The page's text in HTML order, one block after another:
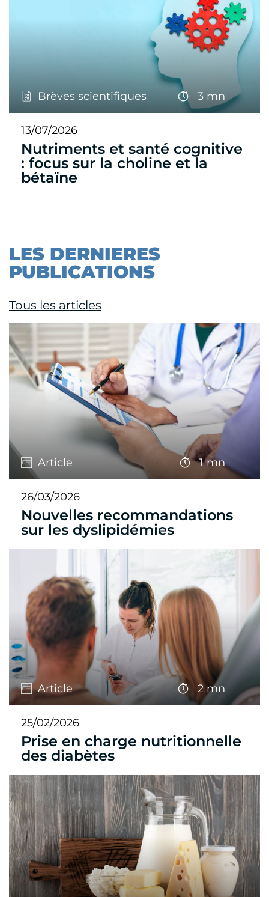
Brèves scientifiques 3 mn
13/07/2026
Nutriments et santé cognitive
: focus sur la choline et la
bétaïne
LES DERNIERES
PUBLICATIONS
Tous les articles
Article 1 mn
26/03/2026
Nouvelles recommandations
sur les dyslipidémies
Article 2 mn
25/02/2026
Prise en charge nutritionnelle
des diabètes